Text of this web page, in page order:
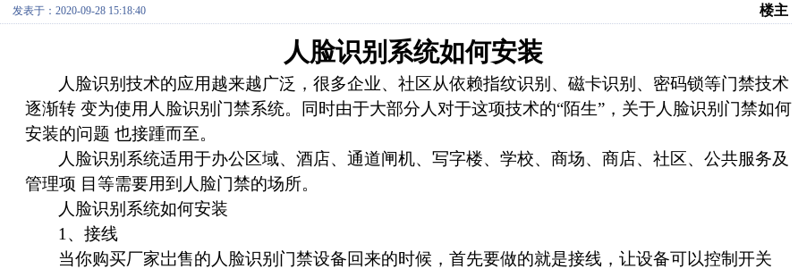
发表于：2020-09-28 15:18:40 楼主
人脸识别系统如何安装
人脸识别技术的应用越来越广泛，很多企业、社区从依赖指纹识别、磁卡识别、密码锁等门禁技术
逐渐转 变为使用人脸识别门禁系统。同时由于大部分人对于这项技术的“陌生”，关于人脸识别门禁如何
安装的问题 也接踵而至。
人脸识别系统适用于办公区域、酒店、通道闸机、写字楼、学校、商场、商店、社区、公共服务及
管理项 目等需要用到人脸门禁的场所。
人脸识别系统如何安装
1 、接线
当你购买厂家岀售的人脸识别门禁设备回来的时候，首先要做的就是接线，让设备可以控制开关